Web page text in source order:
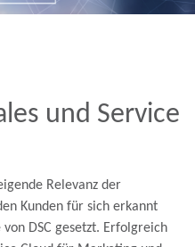
und Service
Relevanz der
Kunden für sich erkannt
DSC gesetzt. Erfolgreich